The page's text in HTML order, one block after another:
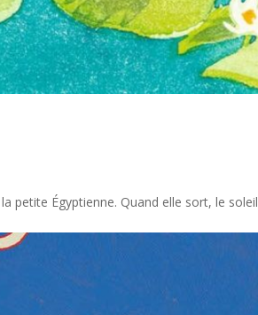
petite Égyptienne. Quand elle sort, le soleil